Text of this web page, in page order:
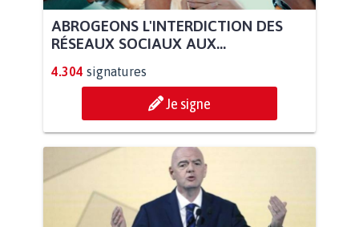
ABROGEONS L'INTERDICTION DES
RÉSEAUX SOCIAUX AUX...
4.304 signatures
Je signe